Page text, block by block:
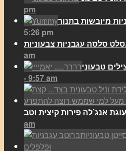
pm
מיובשות בתנור
5:26 pm
סלט סלסה עגבניות צבעוניות
am
טבעוני
- 9:57 am
am